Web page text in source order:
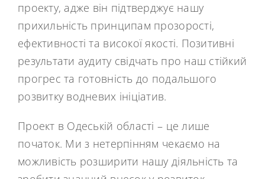
проекту, адже він підтверджує нашу
прихильність принципам прозорості,
ефективності та високої якості. Позитивні
результати аудиту свідчать про наш стійкий
прогрес та готовність до подальшого
розвитку водневих ініціатив.
Проект в Одеській області – це лише
початок. Ми з нетерпінням чекаємо на
можливість розширити нашу діяльність та